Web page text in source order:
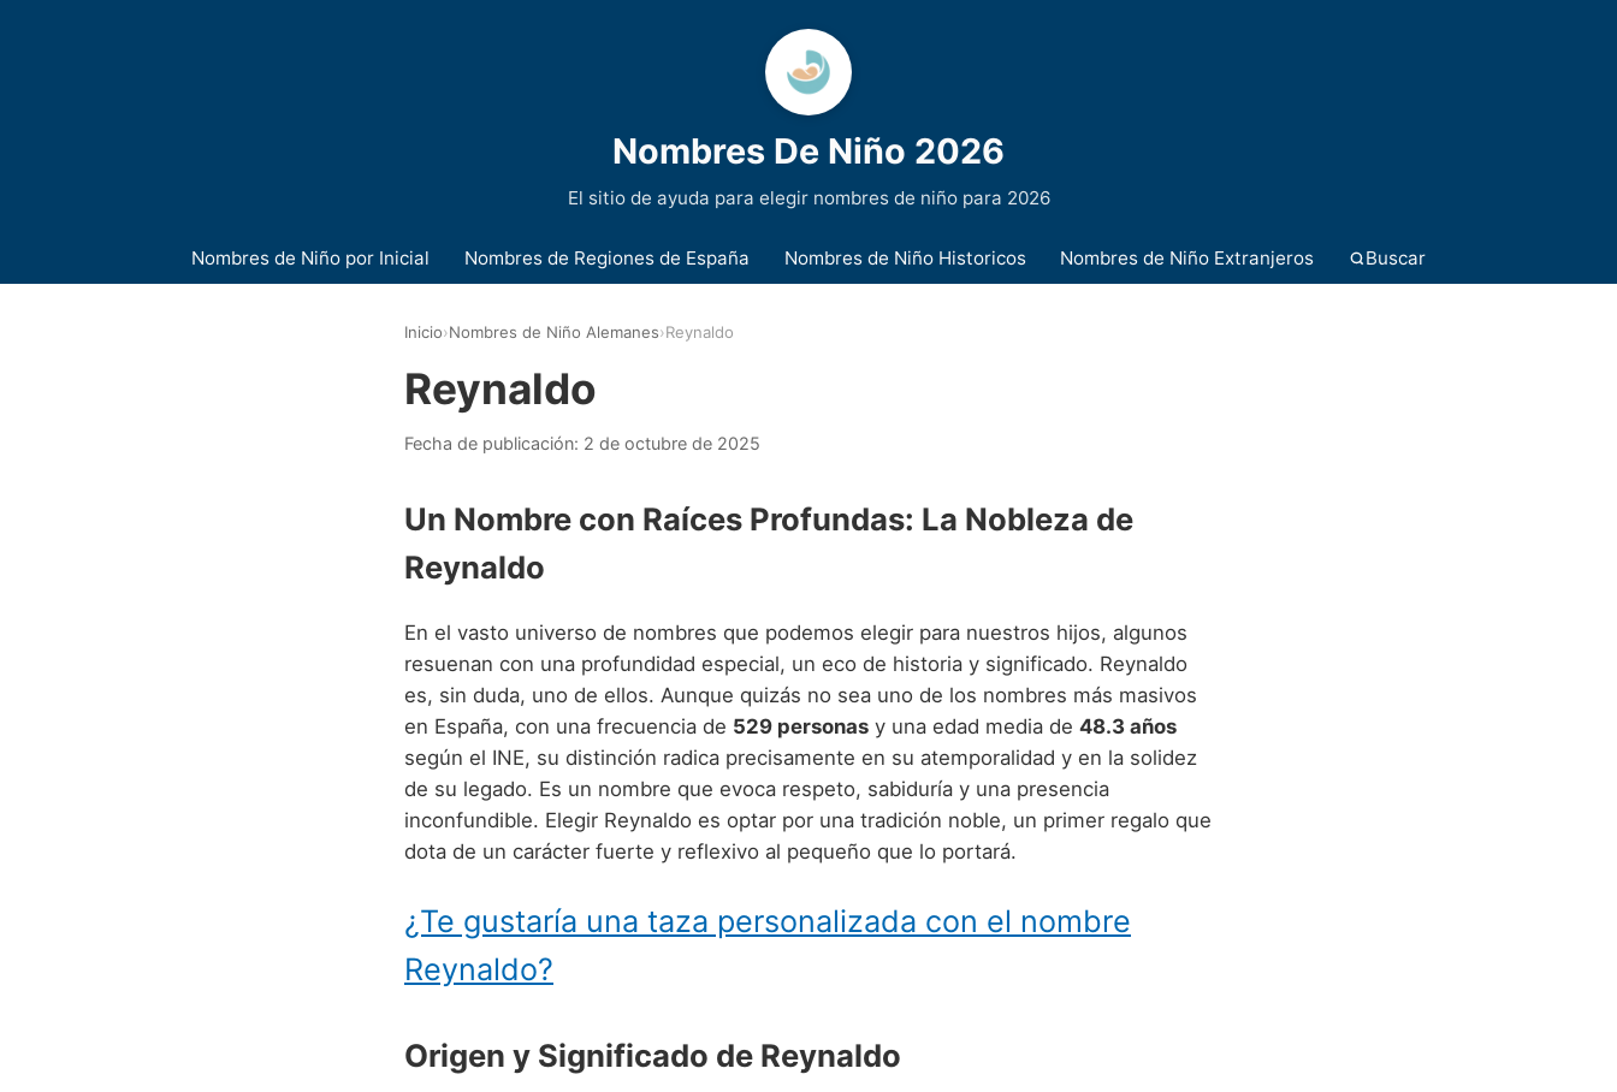
Nombres De Niño 2026
El sitio de ayuda para elegir nombres de niño para 2026
Nombres de Niño por Inicial Nombres de Regiones de España Nombres de Niño Historicos Nombres de Niño Extranjeros Buscar
Inicio›Nombres de Niño Alemanes›Reynaldo
Reynaldo
Fecha de publicación: 2 de octubre de 2025
Un Nombre con Raíces Profundas: La Nobleza de
Reynaldo
En el vasto universo de nombres que podemos elegir para nuestros hijos, algunos
resuenan con una profundidad especial, un eco de historia y significado. Reynaldo
es, sin duda, uno de ellos. Aunque quizás no sea uno de los nombres más masivos
en España, con una frecuencia de 529 personas y una edad media de 48.3 años
según el INE, su distinción radica precisamente en su atemporalidad y en la solidez
de su legado. Es un nombre que evoca respeto, sabiduría y una presencia
inconfundible. Elegir Reynaldo es optar por una tradición noble, un primer regalo que
dota de un carácter fuerte y reflexivo al pequeño que lo portará.
¿Te gustaría una taza personalizada con el nombre
Reynaldo?
Origen y Significado de Reynaldo